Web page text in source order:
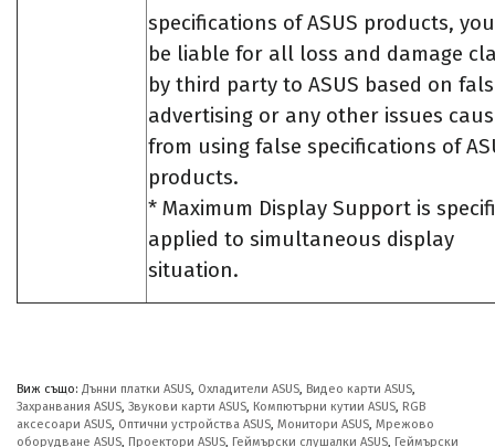
specifications of ASUS products,
be liable for all loss and damage
by third party to ASUS based on
advertising or any other issues
from using false specifications of
products.
* Maximum Display Support is
applied to simultaneous display
situation.
Виж също: Дънни платки ASUS, Охладители ASUS, Видео карти ASUS,
Захранвания ASUS, Звукови карти ASUS, Компютърни кутии ASUS, RGB
аксесоари ASUS, Оптични устройства ASUS, Монитори ASUS, Мрежово
оборудване ASUS, Проектори ASUS, Геймърски слушалки ASUS, Геймърски